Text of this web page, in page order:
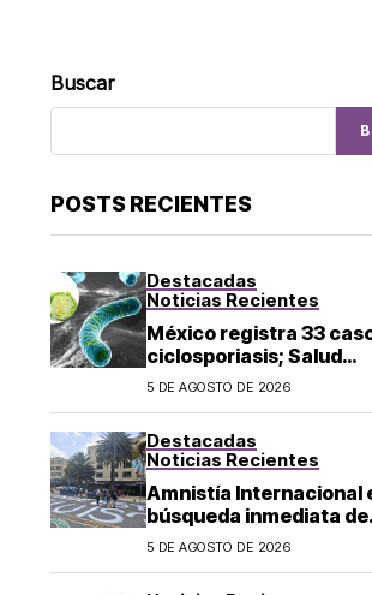
Buscar
POSTS RECIENTES
Destacadas
Noticias Recientes
México registra 33
ciclosporiasis; Salud
mantiene vigilancia
5 DE AGOSTO DE 2026
Destacadas
Noticias Recientes
Amnistía Internacional
búsqueda inmediata de
ambientalista
5 DE AGOSTO DE 2026